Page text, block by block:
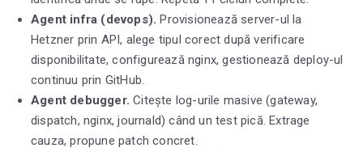
Agent infra (devops). Provisionează server-ul la
Hetzner prin API, alege tipul corect după verificare
disponibilitate, configurează nginx, gestionează deploy-ul
continuu prin GitHub.
Agent debugger. Citește log-urile masive (gateway,
dispatch, nginx, journald) când un test pică. Extrage
cauza, propune patch concret.